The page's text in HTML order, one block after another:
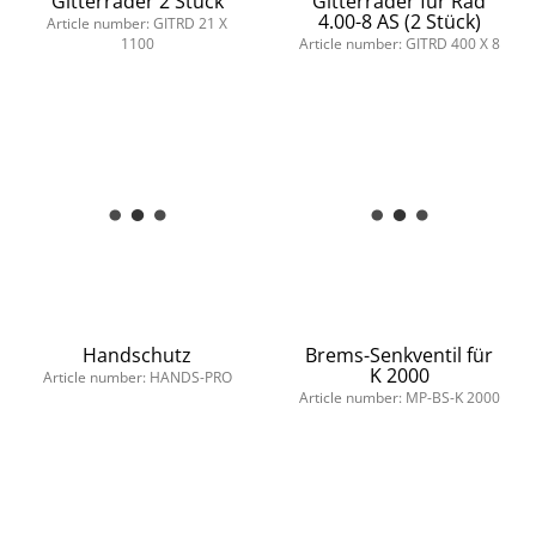
Article number: GITRD 21 X
1100
4.00-8 AS (2 Stück)
Article number: GITRD 400 X 8
Handschutz
Article number: HANDS-PRO
Brems-Senkventil für
K 2000
Article number: MP-BS-K 2000